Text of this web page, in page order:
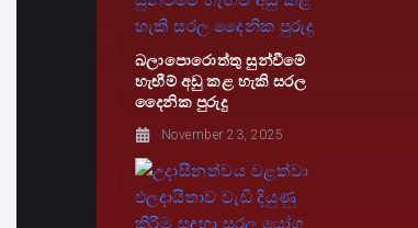
බලාපොරොත්තු සුන්වීමේ
හැඟීම් අඩු කළ හැකි සරල
දෛනික පුරුදු
November 23, 2025